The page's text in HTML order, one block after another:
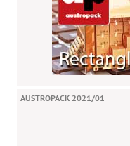
AUSTROPACK 2021/01